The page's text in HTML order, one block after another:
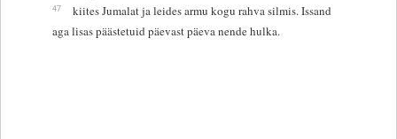
47
kiites Jumalat ja leides armu kogu rahva silmis. Issand
aga lisas päästetuid päevast päeva nende hulka.